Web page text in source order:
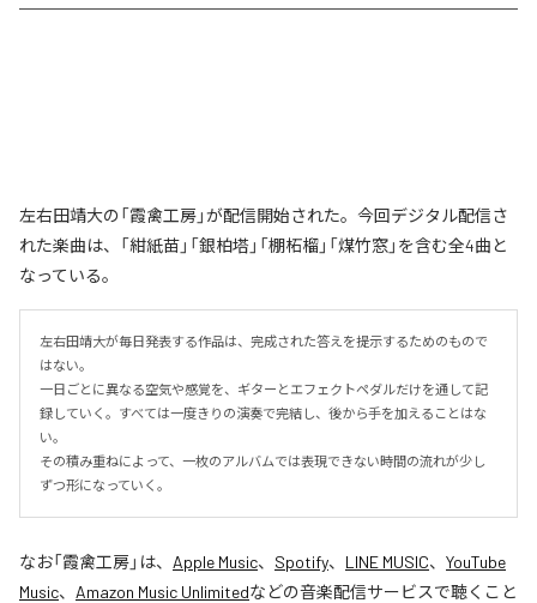
左右田靖大の「霞禽工房」が配信開始された。今回デジタル配信さ
れた楽曲は、「紺紙苗」「銀柏塔」「棚柘榴」「煤竹窓」を含む全4曲と
なっている。
左右田靖大が毎日発表する作品は、完成された答えを提示するためのもので
はない。
一日ごとに異なる空気や感覚を、ギターとエフェクトペダルだけを通して記
録していく。すべては一度きりの演奏で完結し、後から手を加えることはな
い。
その積み重ねによって、一枚のアルバムでは表現できない時間の流れが少し
ずつ形になっていく。
なお「霞禽工房」は、 Apple Music、 Spotify、 LINE MUSIC、 YouTube
Music、 Amazon Music Unlimitedなどの音楽配信サービスで聴くこと